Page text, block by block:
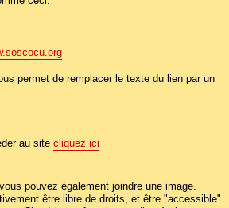
permet de remplacer le texte du lien par un
au site cliquez ici
pouvez également joindre une image.
être libre de droits, et être "accessible"